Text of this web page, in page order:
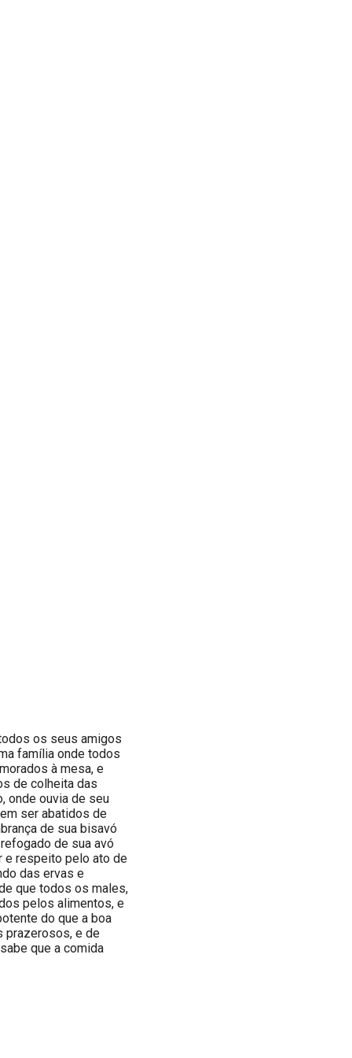
os seus amigos
família onde todos
à mesa, e
de colheita das
onde ouvia de seu
ser abatidos de
de sua bisavó
de sua avó
e respeito pelo ato de
das ervas e
que todos os males,
pelos alimentos, e
do que a boa
prazerosos, e de
que a comida